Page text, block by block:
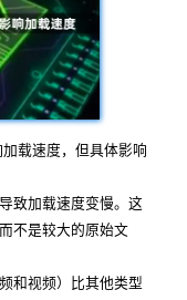
载速度，但具体影响
致加载速度变慢。这
不是较大的原始文
和视频）比其他类型